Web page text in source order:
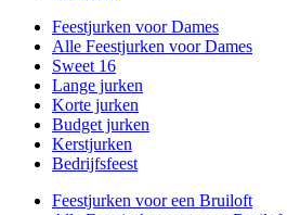
Feestjurken voor Dames
Alle Feestjurken voor Dames
Sweet 16
Lange jurken
Korte jurken
Budget jurken
Kerstjurken
Bedrijfsfeest
Feestjurken voor een Bruiloft